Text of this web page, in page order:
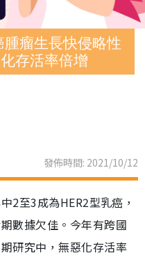
瘤生長快侵略性
存活率倍增
發佈時間: 2021/10/12
2至3成為HER2型乳癌，
數據欠佳。今年有跨國
研究中，無惡化存活率